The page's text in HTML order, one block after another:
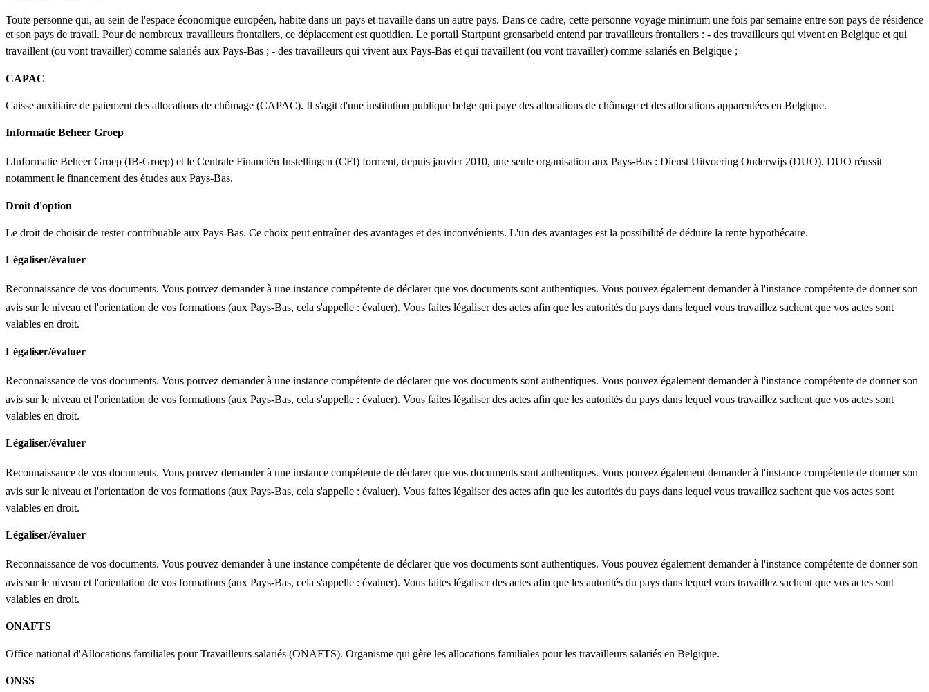
Toute personne qui, au sein de l'espace économique européen, habite dans un pays et travaille dans un autre pays. Dans ce cadre, cette personne voyage minimum une fois par semaine entre son pays de résidence
et son pays de travail. Pour de nombreux travailleurs frontaliers, ce déplacement est quotidien. Le portail Startpunt grensarbeid entend par travailleurs frontaliers : - des travailleurs qui vivent en Belgique et qui
travaillent (ou vont travailler) comme salariés aux Pays-Bas ; - des travailleurs qui vivent aux Pays-Bas et qui travaillent (ou vont travailler) comme salariés en Belgique ;
CAPAC
Caisse auxiliaire de paiement des allocations de chômage (CAPAC). Il s'agit d'une institution publique belge qui paye des allocations de chômage et des allocations apparentées en Belgique.
Informatie Beheer Groep
LInformatie Beheer Groep (IB-Groep) et le Centrale Financiën Instellingen (CFI) forment, depuis janvier 2010, une seule organisation aux Pays-Bas : Dienst Uitvoering Onderwijs (DUO). DUO réussit
notamment le financement des études aux Pays-Bas.
Droit d'option
Le droit de choisir de rester contribuable aux Pays-Bas. Ce choix peut entraîner des avantages et des inconvénients. L'un des avantages est la possibilité de déduire la rente hypothécaire.
Légaliser/évaluer
Reconnaissance de vos documents. Vous pouvez demander à une instance compétente de déclarer que vos documents sont authentiques. Vous pouvez également demander à l'instance compétente de donner son
avis sur le niveau et l'orientation de vos formations (aux Pays-Bas, cela s'appelle : évaluer). Vous faites légaliser des actes afin que les autorités du pays dans lequel vous travaillez sachent que vos actes sont
valables en droit.
Légaliser/évaluer
Reconnaissance de vos documents. Vous pouvez demander à une instance compétente de déclarer que vos documents sont authentiques. Vous pouvez également demander à l'instance compétente de donner son
avis sur le niveau et l'orientation de vos formations (aux Pays-Bas, cela s'appelle : évaluer). Vous faites légaliser des actes afin que les autorités du pays dans lequel vous travaillez sachent que vos actes sont
valables en droit.
Légaliser/évaluer
Reconnaissance de vos documents. Vous pouvez demander à une instance compétente de déclarer que vos documents sont authentiques. Vous pouvez également demander à l'instance compétente de donner son
avis sur le niveau et l'orientation de vos formations (aux Pays-Bas, cela s'appelle : évaluer). Vous faites légaliser des actes afin que les autorités du pays dans lequel vous travaillez sachent que vos actes sont
valables en droit.
Légaliser/évaluer
Reconnaissance de vos documents. Vous pouvez demander à une instance compétente de déclarer que vos documents sont authentiques. Vous pouvez également demander à l'instance compétente de donner son
avis sur le niveau et l'orientation de vos formations (aux Pays-Bas, cela s'appelle : évaluer). Vous faites légaliser des actes afin que les autorités du pays dans lequel vous travaillez sachent que vos actes sont
valables en droit.
ONAFTS
Office national d'Allocations familiales pour Travailleurs salariés (ONAFTS). Organisme qui gère les allocations familiales pour les travailleurs salariés en Belgique.
ONSS